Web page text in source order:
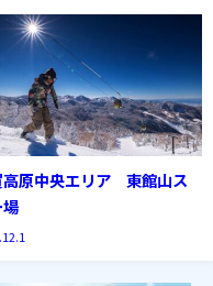
高原中央エリア 東館山ス